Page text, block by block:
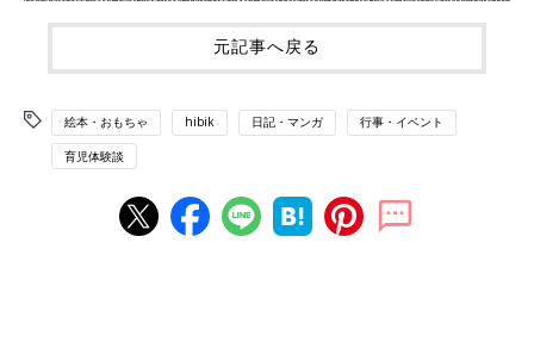
元記事へ戻る
絵本・おもちゃ hibik 日記・マンガ 行事・イベント
育児体験談